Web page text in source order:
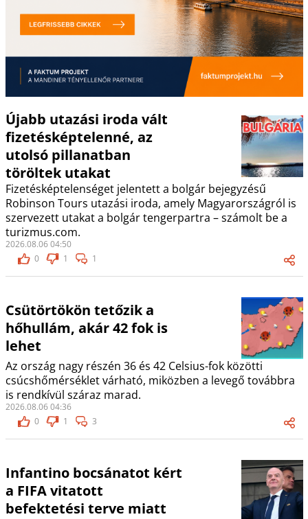
Újabb utazási iroda vált
fizetésképtelenné, az
utolsó pillanatban
töröltek utakat
Fizetésképtelenséget jelentett a bolgár bejegyzésű
Robinson Tours utazási iroda, amely Magyarországról is
szervezett utakat a bolgár tengerpartra – számolt be a
turizmus.com.
2026.08.06 04:50
0
1 1
Csütörtökön tetőzik a
hőhullám, akár 42 fok is
lehet
Az ország nagy részén 36 és 42 Celsius-fok közötti
csúcshőmérséklet várható, miközben a levegő továbbra
is rendkívül száraz marad.
2026.08.06 04:36
0
1 3
Infantino bocsánatot kért
a FIFA vitatott
befektetési terve miatt